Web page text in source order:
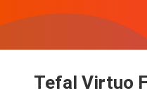
Tefal Virtuo